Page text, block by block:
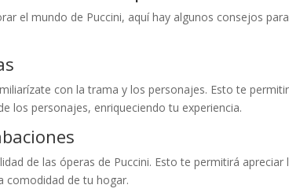
el mundo de Puccini, aquí hay algunos consejos
con la trama y los personajes. Esto te
los personajes, enriqueciendo tu experiencia.
de las óperas de Puccini. Esto te permitirá
comodidad de tu hogar.